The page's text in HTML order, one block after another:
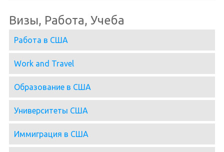
Визы, Работа, Учеба
Работа в США
Work and Travel
Образование в США
Университеты США
Иммиграция в США